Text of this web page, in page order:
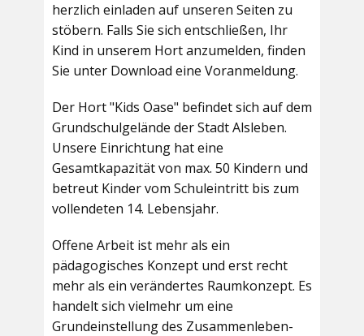
herzlich einladen auf unseren Seiten zu
stöbern. Falls Sie sich entschließen, Ihr
Kind in unserem Hort anzumelden, finden
Sie unter Download eine Voranmeldung.
Der Hort "Kids Oase" befindet sich auf dem
Grundschulgelände der Stadt Alsleben.
Unsere Einrichtung hat eine
Gesamtkapazität von max. 50 Kindern und
betreut Kinder vom Schuleintritt bis zum
vollendeten 14. Lebensjahr.
Offene Arbeit ist mehr als ein
pädagogisches Konzept und erst recht
mehr als ein verändertes Raumkonzept. Es
handelt sich vielmehr um eine
Grundeinstellung des Zusammenleben-